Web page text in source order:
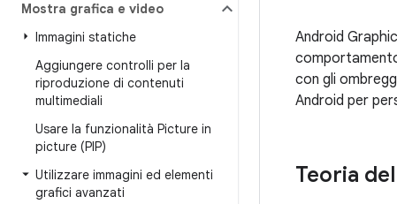
Mostra grafica e video
Immagini statiche
Aggiungere controlli per la
riproduzione di contenuti
multimediali
Usare la funzionalità Picture in
picture (PIP)
Utilizzare immagini ed elementi
grafici avanzati
Android
con gli
Android per
Teoria